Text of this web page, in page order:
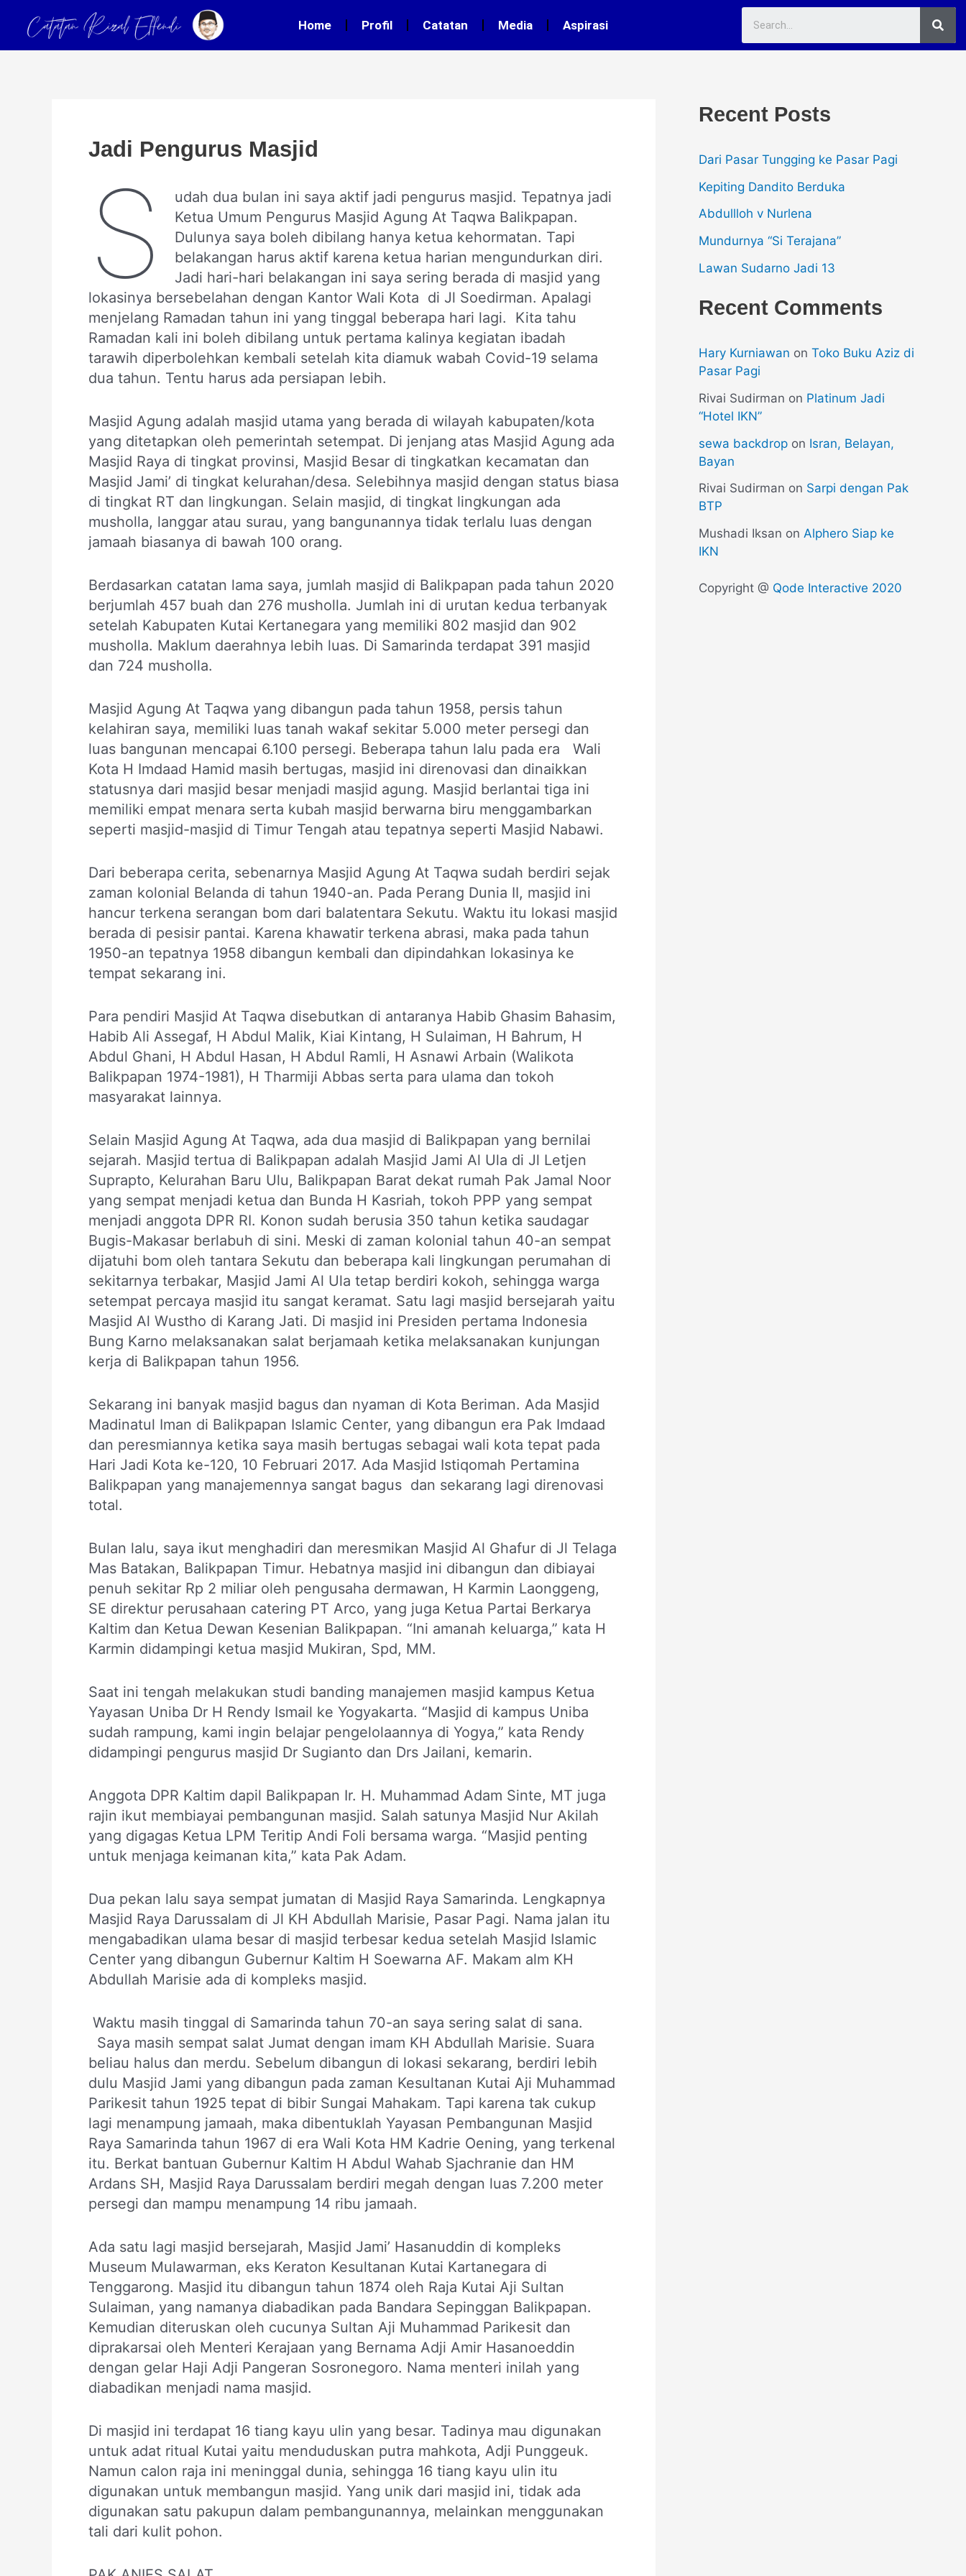
content
Home Profil Catatan Media Aspirasi
Jadi Pengurus Masjid
S
udah dua bulan ini saya aktif jadi pengurus masjid. Tepatnya jadi
Ketua Umum Pengurus Masjid Agung At Taqwa Balikpapan.
Dulunya saya boleh dibilang hanya ketua kehormatan. Tapi
belakangan harus aktif karena ketua harian mengundurkan diri.
Jadi hari-hari belakangan ini saya sering berada di masjid yang
lokasinya bersebelahan dengan Kantor Wali Kota di Jl Soedirman. Apalagi
menjelang Ramadan tahun ini yang tinggal beberapa hari lagi. Kita tahu
Ramadan kali ini boleh dibilang untuk pertama kalinya kegiatan ibadah
tarawih diperbolehkan kembali setelah kita diamuk wabah Covid-19 selama
dua tahun. Tentu harus ada persiapan lebih.
Masjid Agung adalah masjid utama yang berada di wilayah kabupaten/kota
yang ditetapkan oleh pemerintah setempat. Di jenjang atas Masjid Agung ada
Masjid Raya di tingkat provinsi, Masjid Besar di tingkatkan kecamatan dan
Masjid Jami’ di tingkat kelurahan/desa. Selebihnya masjid dengan status biasa
di tingkat RT dan lingkungan. Selain masjid, di tingkat lingkungan ada
musholla, langgar atau surau, yang bangunannya tidak terlalu luas dengan
jamaah biasanya di bawah 100 orang.
Berdasarkan catatan lama saya, jumlah masjid di Balikpapan pada tahun 2020
berjumlah 457 buah dan 276 musholla. Jumlah ini di urutan kedua terbanyak
setelah Kabupaten Kutai Kertanegara yang memiliki 802 masjid dan 902
musholla. Maklum daerahnya lebih luas. Di Samarinda terdapat 391 masjid
dan 724 musholla.
Masjid Agung At Taqwa yang dibangun pada tahun 1958, persis tahun
kelahiran saya, memiliki luas tanah wakaf sekitar 5.000 meter persegi dan
luas bangunan mencapai 6.100 persegi. Beberapa tahun lalu pada era Wali
Kota H Imdaad Hamid masih bertugas, masjid ini direnovasi dan dinaikkan
statusnya dari masjid besar menjadi masjid agung. Masjid berlantai tiga ini
memiliki empat menara serta kubah masjid berwarna biru menggambarkan
seperti masjid-masjid di Timur Tengah atau tepatnya seperti Masjid Nabawi.
Dari beberapa cerita, sebenarnya Masjid Agung At Taqwa sudah berdiri sejak
zaman kolonial Belanda di tahun 1940-an. Pada Perang Dunia II, masjid ini
hancur terkena serangan bom dari balatentara Sekutu. Waktu itu lokasi masjid
berada di pesisir pantai. Karena khawatir terkena abrasi, maka pada tahun
1950-an tepatnya 1958 dibangun kembali dan dipindahkan lokasinya ke
tempat sekarang ini.
Para pendiri Masjid At Taqwa disebutkan di antaranya Habib Ghasim Bahasim,
Habib Ali Assegaf, H Abdul Malik, Kiai Kintang, H Sulaiman, H Bahrum, H
Abdul Ghani, H Abdul Hasan, H Abdul Ramli, H Asnawi Arbain (Walikota
Balikpapan 1974-1981), H Tharmiji Abbas serta para ulama dan tokoh
masyarakat lainnya.
Selain Masjid Agung At Taqwa, ada dua masjid di Balikpapan yang bernilai
sejarah. Masjid tertua di Balikpapan adalah Masjid Jami Al Ula di Jl Letjen
Suprapto, Kelurahan Baru Ulu, Balikpapan Barat dekat rumah Pak Jamal Noor
yang sempat menjadi ketua dan Bunda H Kasriah, tokoh PPP yang sempat
menjadi anggota DPR RI. Konon sudah berusia 350 tahun ketika saudagar
Bugis-Makasar berlabuh di sini. Meski di zaman kolonial tahun 40-an sempat
dijatuhi bom oleh tantara Sekutu dan beberapa kali lingkungan perumahan di
sekitarnya terbakar, Masjid Jami Al Ula tetap berdiri kokoh, sehingga warga
setempat percaya masjid itu sangat keramat. Satu lagi masjid bersejarah yaitu
Masjid Al Wustho di Karang Jati. Di masjid ini Presiden pertama Indonesia
Bung Karno melaksanakan salat berjamaah ketika melaksanakan kunjungan
kerja di Balikpapan tahun 1956.
Sekarang ini banyak masjid bagus dan nyaman di Kota Beriman. Ada Masjid
Madinatul Iman di Balikpapan Islamic Center, yang dibangun era Pak Imdaad
dan peresmiannya ketika saya masih bertugas sebagai wali kota tepat pada
Hari Jadi Kota ke-120, 10 Februari 2017. Ada Masjid Istiqomah Pertamina
Balikpapan yang manajemennya sangat bagus dan sekarang lagi direnovasi
total.
Bulan lalu, saya ikut menghadiri dan meresmikan Masjid Al Ghafur di Jl Telaga
Mas Batakan, Balikpapan Timur. Hebatnya masjid ini dibangun dan dibiayai
penuh sekitar Rp 2 miliar oleh pengusaha dermawan, H Karmin Laonggeng,
SE direktur perusahaan catering PT Arco, yang juga Ketua Partai Berkarya
Kaltim dan Ketua Dewan Kesenian Balikpapan. “Ini amanah keluarga,” kata H
Karmin didampingi ketua masjid Mukiran, Spd, MM.
Saat ini tengah melakukan studi banding manajemen masjid kampus Ketua
Yayasan Uniba Dr H Rendy Ismail ke Yogyakarta. “Masjid di kampus Uniba
sudah rampung, kami ingin belajar pengelolaannya di Yogya,” kata Rendy
didampingi pengurus masjid Dr Sugianto dan Drs Jailani, kemarin.
Anggota DPR Kaltim dapil Balikpapan Ir. H. Muhammad Adam Sinte, MT juga
rajin ikut membiayai pembangunan masjid. Salah satunya Masjid Nur Akilah
yang digagas Ketua LPM Teritip Andi Foli bersama warga. “Masjid penting
untuk menjaga keimanan kita,” kata Pak Adam.
Dua pekan lalu saya sempat jumatan di Masjid Raya Samarinda. Lengkapnya
Masjid Raya Darussalam di Jl KH Abdullah Marisie, Pasar Pagi. Nama jalan itu
mengabadikan ulama besar di masjid terbesar kedua setelah Masjid Islamic
Center yang dibangun Gubernur Kaltim H Soewarna AF. Makam alm KH
Abdullah Marisie ada di kompleks masjid.
Waktu masih tinggal di Samarinda tahun 70-an saya sering salat di sana.
Saya masih sempat salat Jumat dengan imam KH Abdullah Marisie. Suara
beliau halus dan merdu. Sebelum dibangun di lokasi sekarang, berdiri lebih
dulu Masjid Jami yang dibangun pada zaman Kesultanan Kutai Aji Muhammad
Parikesit tahun 1925 tepat di bibir Sungai Mahakam. Tapi karena tak cukup
lagi menampung jamaah, maka dibentuklah Yayasan Pembangunan Masjid
Raya Samarinda tahun 1967 di era Wali Kota HM Kadrie Oening, yang terkenal
itu. Berkat bantuan Gubernur Kaltim H Abdul Wahab Sjachranie dan HM
Ardans SH, Masjid Raya Darussalam berdiri megah dengan luas 7.200 meter
persegi dan mampu menampung 14 ribu jamaah.
Ada satu lagi masjid bersejarah, Masjid Jami’ Hasanuddin di kompleks
Museum Mulawarman, eks Keraton Kesultanan Kutai Kartanegara di
Tenggarong. Masjid itu dibangun tahun 1874 oleh Raja Kutai Aji Sultan
Sulaiman, yang namanya diabadikan pada Bandara Sepinggan Balikpapan.
Kemudian diteruskan oleh cucunya Sultan Aji Muhammad Parikesit dan
diprakarsai oleh Menteri Kerajaan yang Bernama Adji Amir Hasanoeddin
dengan gelar Haji Adji Pangeran Sosronegoro. Nama menteri inilah yang
diabadikan menjadi nama masjid.
Di masjid ini terdapat 16 tiang kayu ulin yang besar. Tadinya mau digunakan
untuk adat ritual Kutai yaitu menduduskan putra mahkota, Adji Punggeuk.
Namun calon raja ini meninggal dunia, sehingga 16 tiang kayu ulin itu
digunakan untuk membangun masjid. Yang unik dari masjid ini, tidak ada
digunakan satu pakupun dalam pembangunannya, melainkan menggunakan
tali dari kulit pohon.
navigation
Recent Posts
Dari Pasar Tungging ke Pasar Pagi
Kepiting Dandito Berduka
Abdullloh v Nurlena
Mundurnya “Si Terajana”
Lawan Sudarno Jadi 13
Recent Comments
Hary Kurniawan on Toko Buku Aziz di
Pasar Pagi
Rivai Sudirman on Platinum Jadi
“Hotel IKN”
sewa backdrop on Isran, Belayan,
Bayan
Rivai Sudirman on Sarpi dengan Pak
BTP
Mushadi Iksan on Alphero Siap ke
IKN
Copyright @ Qode Interactive 2020